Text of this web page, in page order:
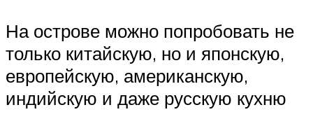
На острове можно попробовать не
только китайскую, но и японскую,
европейскую, американскую,
индийскую и даже русскую кухню